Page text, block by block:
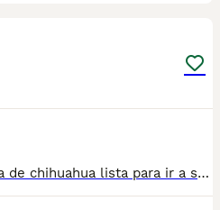
Preciosa y pequeña hembra de chihuahua lista para ir a su nuevo hogar , con todas sus vacunas . Diminuta y súper simpatica , con cuatro meses solo pesa 1 ,100